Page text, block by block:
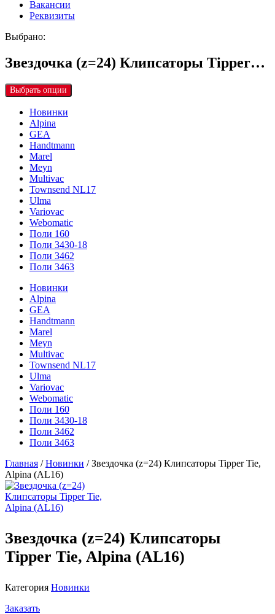
Вакансии
Реквизиты
Выбрано:
Звездочка (z=24) Клипсаторы Tipper…
Выбрать опции
Новинки
Alpina
GEA
Handtmann
Marel
Meyn
Multivac
Townsend NL17
Ulma
Variovac
Webomatic
Поли 160
Поли 3430-18
Поли 3462
Поли 3463
Новинки
Alpina
GEA
Handtmann
Marel
Meyn
Multivac
Townsend NL17
Ulma
Variovac
Webomatic
Поли 160
Поли 3430-18
Поли 3462
Поли 3463
Главная /Новинки / Звездочка (z=24) Клипсаторы Tipper Tie,
Alpina (AL16)
Звездочка (z=24) Клипсаторы
Tipper Tie, Alpina (AL16)
Категория Новинки
Заказать